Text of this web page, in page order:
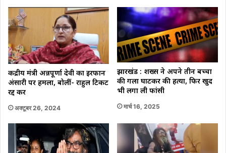
केंद्रीय मंत्री अन्नपूर्णा देवी का इरफान
अंसारी पर हमला, बोलीं- राहुल टिकट
रद्द करें
अक्टूबर 26, 2024
झारखंड : शख्स ने अपने तीन बच्चों
की गला घोंटकर की हत्या, फिर खुद
भी लगा ली फांसी
मार्च 16, 2025